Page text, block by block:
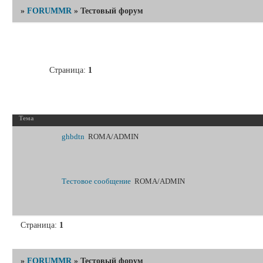
»FORUMMR »Тестовый форум
Страница: 1
Тема
ghbdtn ROMA/ADMIN
Тестовое сообщение ROMA/ADMIN
Страница: 1
»FORUMMR »Тестовый форум